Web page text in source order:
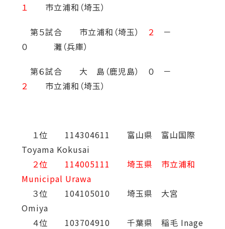
１
市立浦和（埼玉）
第５試合 市立浦和（埼玉） ２
－
０ 灘（兵庫）
第６試合 大 島（鹿児島） ０ －
２
市立浦和（埼玉）
１位 114304611 富山県 富山国際
Toyama Kokusai
２位 114005111 埼玉県 市立浦和
Municipal Urawa
３位 104105010 埼玉県 大宮
Omiya
４位 103704910 千葉県 稲毛 Inage